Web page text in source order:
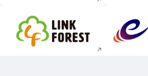
新規ウィンドウで開く